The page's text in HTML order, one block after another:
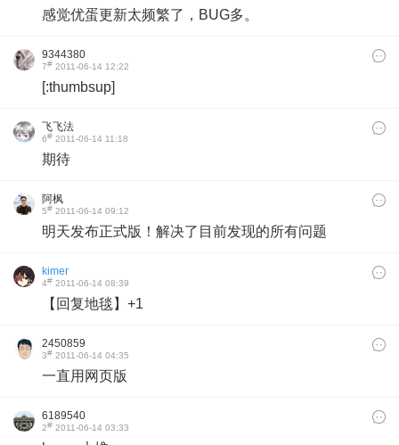
感觉优蛋更新太频繁了，BUG多。
9344380
7# 2011-06-14 12:22
[:thumbsup]
飞飞法
6# 2011-06-14 11:18
期待
阿枫
5# 2011-06-14 09:12
明天发布正式版！解决了目前发现的所有问题
kimer
4# 2011-06-14 08:39
【回复地毯】+1
2450859
3# 2011-06-14 04:35
一直用网页版
6189540
2# 2011-06-14 03:33